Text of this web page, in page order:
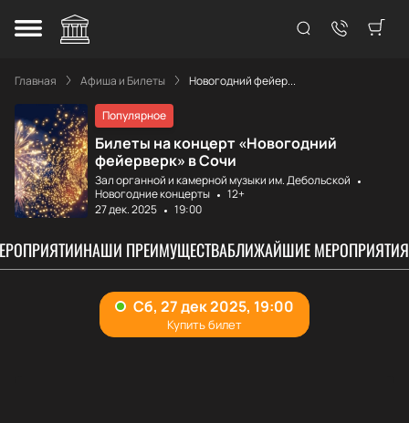
Главная Афиша и Билеты Новогодний фейер...
Популярное
Билеты на концерт «Новогодний
фейерверк» в Сочи
Зал органной и камерной музыки им. Дебольской
Новогодние концерты
12+
27 дек. 2025
19:00
НАШИ ПРЕИМУЩЕСТВАБЛИЖАЙШИЕ МЕРОПРИЯТИЯ